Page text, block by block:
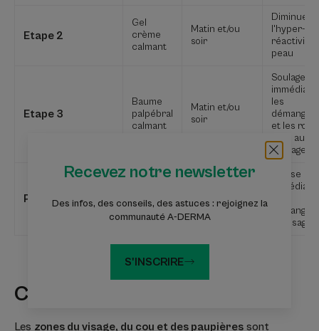
Etape 2
Gel
crème
calmant
Matin et/ou
soir
Diminue
l'hyper-
réactivité
peau
Etape 3
Baume
palpébral
calmant
Matin et/ou
soir
Soulage
les
et les
liées au
grattage
Ponctuellement
Spray
émollient
grattage
En journée, au
crise de
démangeaison
Apaise
du visage
Conseils d'experts
Les zones du visage, du cou et des paupières sont
Recevez notre newsletter
Des infos, des conseils, des astuces : rejoignez la
communauté A-DERMA
S'INSCRIRE